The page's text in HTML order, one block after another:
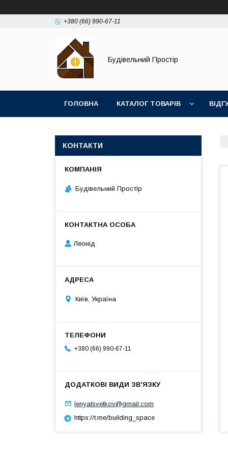
+380 (66) 990-67-11
Будівельний Простір
ГОЛОВНА КАТАЛОГ ТОВАРІВ
КОНТАКТИ
Будівельний Простір
Леонід
Київ, Україна
+380 (66) 990-67-11
lenyatsvetkov@gmail.com
https://t.me/building_space